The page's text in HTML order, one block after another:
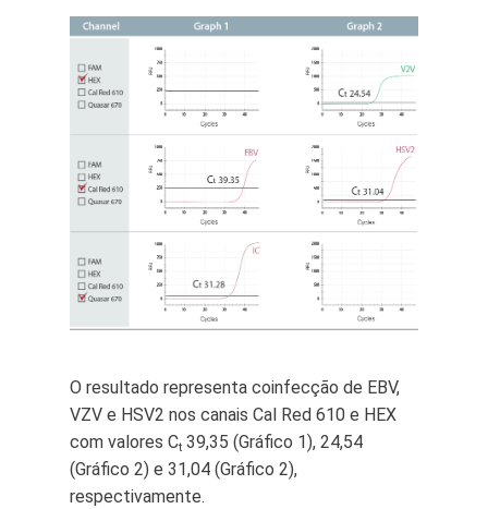
O resultado representa coinfecção de EBV,
VZV e HSV2 nos canais Cal Red 610 e HEX
com valores Ct 39,35 (Gráfico 1), 24,54
(Gráfico 2) e 31,04 (Gráfico 2),
respectivamente.